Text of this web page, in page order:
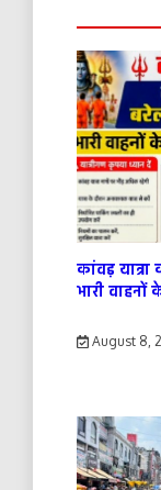
कांवड़
भारी
August 8,